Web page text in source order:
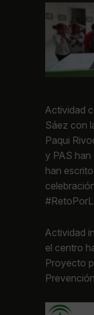
Actividad
Sáez con
Paqui
y PAS
han
Actividad
el centro
Proyecto